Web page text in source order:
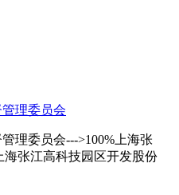
管理委员会
理委员会--->100%上海张
海张江高科技园区开发股份